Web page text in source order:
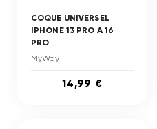
COQUE UNIVERSEL
IPHONE 13 PRO A 16
PRO
MyWay
14,99 €